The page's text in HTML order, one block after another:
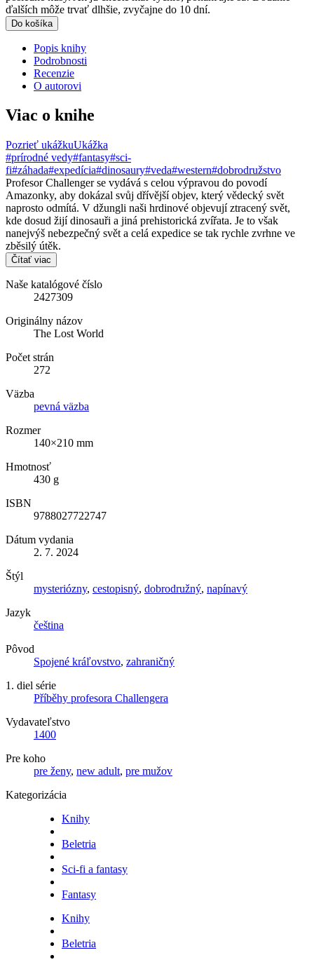
ďalších môže trvať dlhšie, zvyčajne do 10 dní.
Do košíka
Popis knihy
Podrobnosti
Recenzie
O autorovi
Viac o knihe
Pozrieť ukážkuUkážka
#prírodné vedy#fantasy#sci-
fi#záhada#expedícia#dinosaury#veda#western#dobrodružstvo
Profesor Challenger se vydává s celou výpravou do povodí
Amazonky, aby dokázal svůj dřívější objev, který vědecký svět
naprosto odmítá. V džungli naši hrdinové objevují ztracený svět,
kde dosud žijí dinosauři a jiná prehistorická zvířata. Je to však
nanejvýš nebezpečný svět a celá expedice se tak rychle zvrhne ve
zběsilý útěk.
Čítať viac
Naše katalógové číslo
2427309
Originálny názov
The Lost World
Počet strán
272
Väzba
pevná väzba
Rozmer
140×210 mm
Hmotnosť
430 g
ISBN
9788027722747
Dátum vydania
2. 7. 2024
Štýl
mysteriózny, cestopisný, dobrodružný, napínavý
Jazyk
čeština
Pôvod
Spojené kráľovstvo, zahraničný
1. diel série
Příběhy profesora Challengera
Vydavateľstvo
1400
Pre koho
pre ženy, new adult, pre mužov
Kategorizácia
Knihy
Beletria
Sci-fi a fantasy
Fantasy
Knihy
Beletria